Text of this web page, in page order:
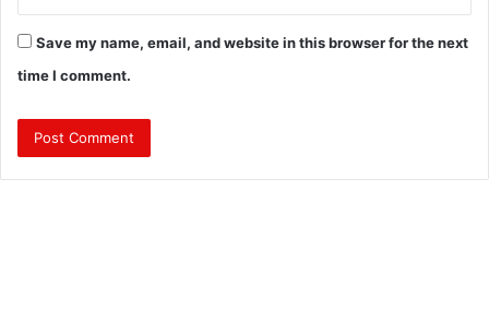
Save my name, email, and website in this browser for the next
time I comment.